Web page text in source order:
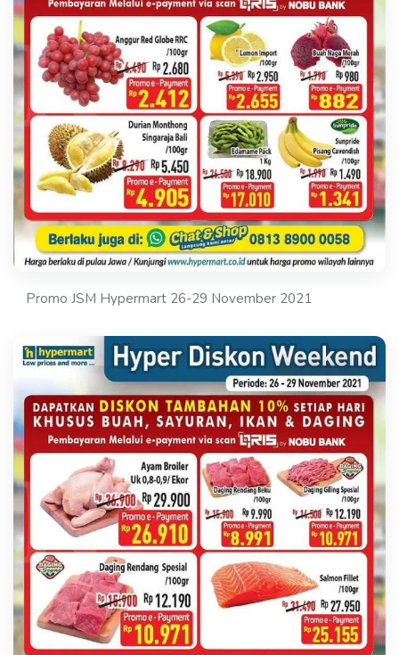
Promo JSM Hypermart 26-29 November 2021